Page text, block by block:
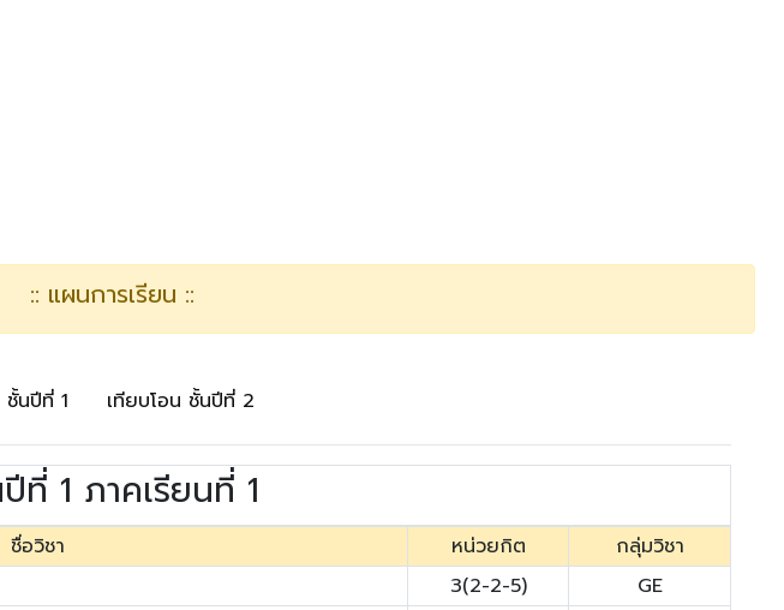
:: แผนการเรียน ::
ชั้นปีที่ 1 เทียบโอน ชั้นปีที่ 2
ที่ 1 ภาคเรียนที่ 1
ชื่อวิชา หน่วยกิต
กลุ่มวิชา
3(2-2-5)
GE